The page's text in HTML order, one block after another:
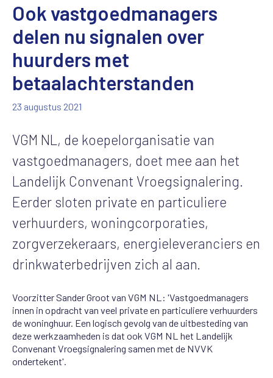
Ook vastgoedmanagers
delen nu signalen over
huurders met
betaalachterstanden
23 augustus 2021
VGM NL, de koepelorganisatie van
vastgoedmanagers, doet mee aan het
Landelijk Convenant Vroegsignalering.
Eerder sloten private en particuliere
verhuurders, woningcorporaties,
zorgverzekeraars, energieleveranciers en
drinkwaterbedrijven zich al aan.
Voorzitter Sander Groot van VGM NL: 'Vastgoedmanagers
innen in opdracht van veel private en particuliere verhuurders
de woninghuur. Een logisch gevolg van de uitbesteding van
deze werkzaamheden is dat ook VGM NL het Landelijk
Convenant Vroegsignalering samen met de NVVK
ondertekent'.